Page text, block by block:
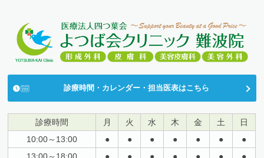
診療時間・カレンダー・担当医表はこちら
診療時間 月 火 水 木 金 土
日
10:00～13:00
● ● ● ● ● ●
●